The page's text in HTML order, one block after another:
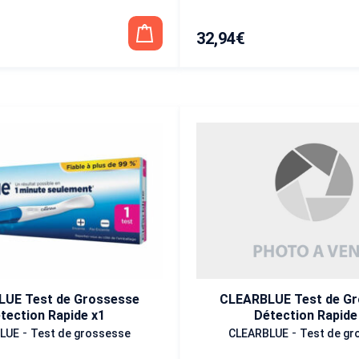
32,94€
Test de Grossesse
Rapide x1
- Test de grossesse
CLEARBLUE Test de
Détection
CLEARBLUE - Test de